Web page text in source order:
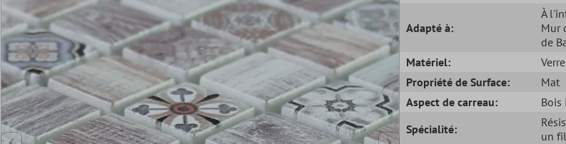
Adapté à:
À
Mur
de
Matériel:
Verre
Propriété de Surface:
Mat
Aspect de carreau:
Bois
Spécialité:
un